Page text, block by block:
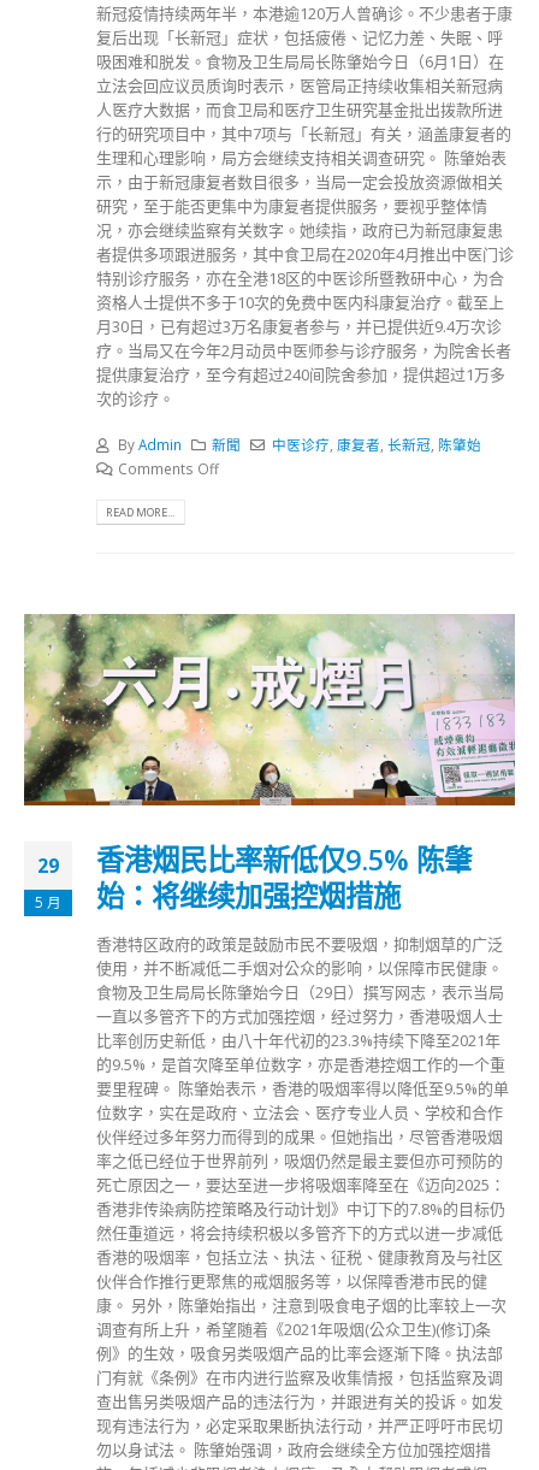
新冠疫情持续两年半，本港逾120万人曾确诊。不少患者于康
复后出现「长新冠」症状，包括疲倦、记忆力差、失眠、呼
吸困难和脱发。食物及卫生局局长陈肇始今日（6月1日）在
立法会回应议员质询时表示，医管局正持续收集相关新冠病
人医疗大数据，而食卫局和医疗卫生研究基金批出拨款所进
行的研究项目中，其中7项与「长新冠」有关，涵盖康复者的
生理和心理影响，局方会继续支持相关调查研究。 陈肇始表
示，由于新冠康复者数目很多，当局一定会投放资源做相关
研究，至于能否更集中为康复者提供服务，要视乎整体情
况，亦会继续监察有关数字。她续指，政府已为新冠康复患
者提供多项跟进服务，其中食卫局在2020年4月推出中医门诊
特别诊疗服务，亦在全港18区的中医诊所暨教研中心，为合
资格人士提供不多于10次的免费中医内科康复治疗。截至上
月30日，已有超过3万名康复者参与，并已提供近9.4万次诊
疗。当局又在今年2月动员中医师参与诊疗服务，为院舍长者
提供康复治疗，至今有超过240间院舍参加，提供超过1万多
次的诊疗。
ByAdmin 新聞 中医诊疗,康复者,长新冠, 陈肇始
Comments Off
READ MORE...
29
5 月
香港烟民比率新低仅9.5% 陈肇
始：将继续加强控烟措施
香港特区政府的政策是鼓励市民不要吸烟，抑制烟草的广泛
使用，并不断减低二手烟对公众的影响，以保障市民健康。
食物及卫生局局长陈肇始今日（29日）撰写网志，表示当局
一直以多管齐下的方式加强控烟，经过努力，香港吸烟人士
比率创历史新低，由八十年代初的23.3%持续下降至2021年
的9.5%，是首次降至单位数字，亦是香港控烟工作的一个重
要里程碑。 陈肇始表示，香港的吸烟率得以降低至9.5%的单
位数字，实在是政府、立法会、医疗专业人员、学校和合作
伙伴经过多年努力而得到的成果。但她指出，尽管香港吸烟
率之低已经位于世界前列，吸烟仍然是最主要但亦可预防的
死亡原因之一，要达至进一步将吸烟率降至在《迈向2025：
香港非传染病防控策略及行动计划》中订下的7.8%的目标仍
然任重道远，将会持续积极以多管齐下的方式以进一步减低
香港的吸烟率，包括立法、执法、征税、健康教育及与社区
伙伴合作推行更聚焦的戒烟服务等，以保障香港市民的健
康。 另外，陈肇始指出，注意到吸食电子烟的比率较上一次
调查有所上升，希望随着《2021年吸烟(公众卫生)(修订)条
例》的生效，吸食另类吸烟产品的比率会逐渐下降。执法部
门有就《条例》在市内进行监察及收集情报，包括监察及调
查出售另类吸烟产品的违法行为，并跟进有关的投诉。如发
现有违法行为，必定采取果断执法行动，并严正呼吁市民切
勿以身试法。 陈肇始强调，政府会继续全方位加强控烟措